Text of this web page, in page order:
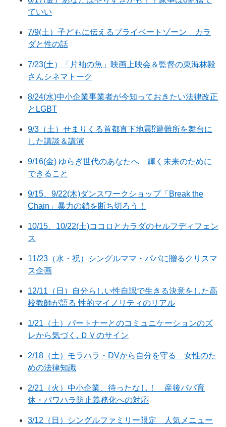
ていい
7/9(土）子どもに伝えるプライベートゾーン カラ
ダと性の話
7/23(土）「片袖の魚」映画上映会＆監督の東海林毅
さんシネマトーク
8/24(水)中小企業事業者が今知っておきたい法律改正
とLGBT
9/3（土）せまりくる首都直下地震⁉避難所を舞台に
した講談＆講演
9/16(金) ゆらぎ世代のあなたへ 輝く未来のために
できること
9/15、9/22(木)ダンスワークショップ「Break the
Chain」暴力の鎖を断ち切ろう！
10/15、10/22(土)ココロとカラダのセルフディフェン
ス
11/23（水・祝）シングルママ・パパに贈るクリスマ
ス企画
12/11（日）自分らしい性自認で生きる決意をした高
校教師が語る 性的マイノリティのリアル
1/21（土）パートナーとのコミュニケーションのズ
レから気づく､ＤＶのサイン
2/18（土）モラハラ・DVから自分を守る 女性のた
めの法律知識
2/21（火）中小企業、待ったなし！ 産後パパ育
休・パワハラ防止義務化への対応
3/12（日）シングルファミリー限定 人気メニュー